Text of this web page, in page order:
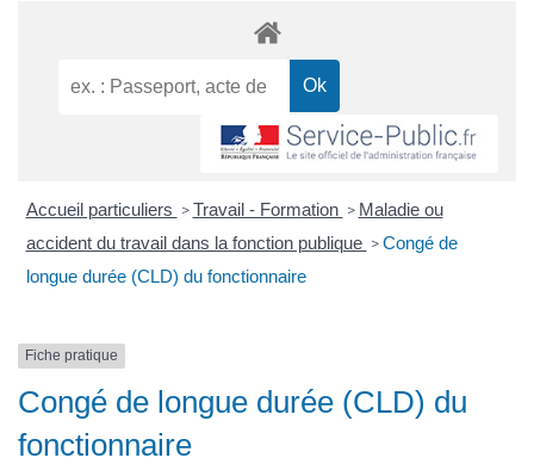
Accueil particuliers > Travail - Formation > Maladie ou
accident du travail dans la fonction publique > Congé de
longue durée (CLD) du fonctionnaire
Fiche pratique
Congé de longue durée (CLD) du
fonctionnaire